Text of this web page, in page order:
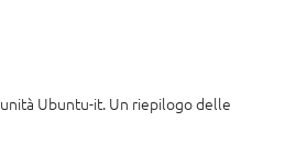
Ubuntu-it. Un riepilogo delle